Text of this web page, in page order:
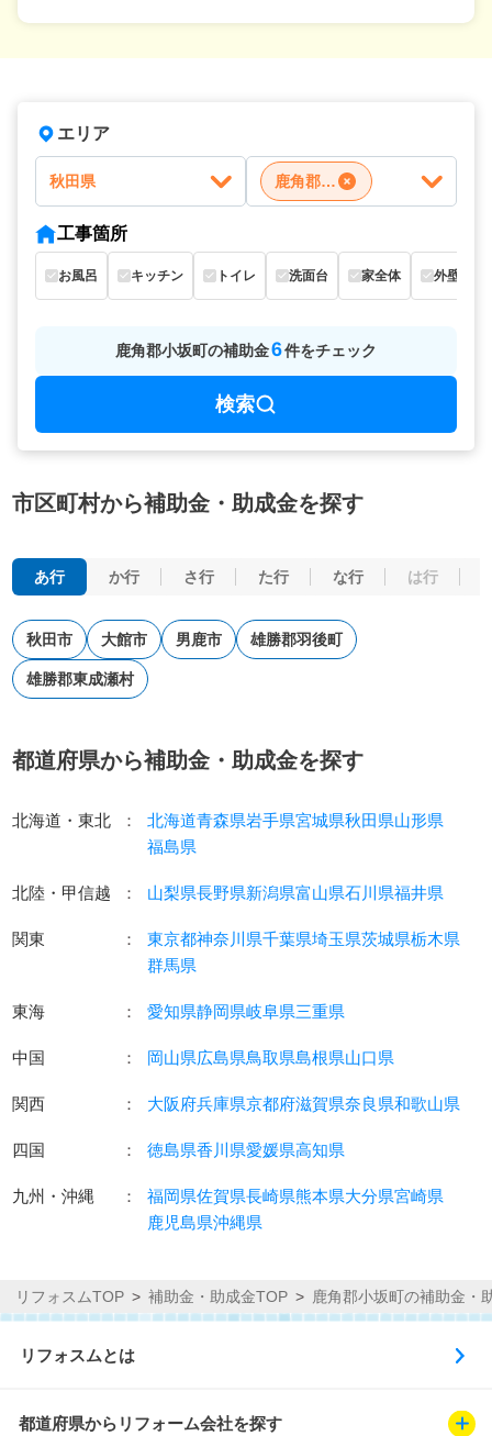
エリア
秋田県 鹿角郡小坂町
工事箇所
お風呂 キッチン トイレ 洗面台 家全体 外壁
鹿角郡小坂町の補助金6件をチェック
検索
市区町村から補助金・助成金を探す
あ行 か行 さ行 た行 な行 は行
秋田市 大館市 男鹿市 雄勝郡羽後町
雄勝郡東成瀬村
都道府県から補助金・助成金を探す
北海道・東北 ： 北海道青森県岩手県宮城県秋田県山形県
福島県
北陸・甲信越 ： 山梨県長野県新潟県富山県石川県福井県
関東 ： 東京都神奈川県千葉県埼玉県茨城県栃木県
群馬県
東海 ： 愛知県静岡県岐阜県三重県
中国 ： 岡山県広島県鳥取県島根県山口県
関西 ： 大阪府兵庫県京都府滋賀県奈良県和歌山県
四国 ： 徳島県香川県愛媛県高知県
九州・沖縄 ： 福岡県佐賀県長崎県熊本県大分県宮崎県
鹿児島県沖縄県
リフォスムTOP 補助金・助成金TOP 鹿角郡小坂町の補助金・
リフォスムとは
都道府県からリフォーム会社を探す